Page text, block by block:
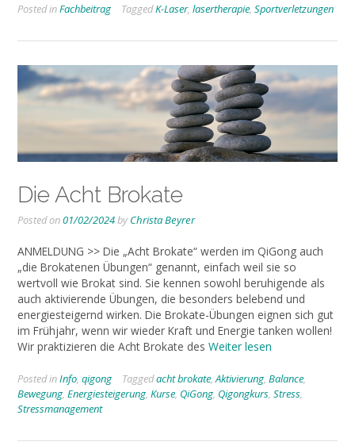
Posted inFachbeitrag TaggedK-Laser, lasertherapie, Sportverletzungen
Die Acht Brokate
Posted on01/02/2024by Christa Beyrer
ANMELDUNG >> Die „Acht Brokate“ werden im QiGong auch
„die Brokatenen Übungen“ genannt, einfach weil sie so
wertvoll wie Brokat sind. Sie kennen sowohl beruhigende als
auch aktivierende Übungen, die besonders belebend und
energiesteigernd wirken. Die Brokate-Übungen eignen sich gut
im Frühjahr, wenn wir wieder Kraft und Energie tanken wollen!
Wir praktizieren die Acht Brokate des Weiter lesen
Posted inInfo qigong Taggedacht brokate Aktivierung Balance
Bewegung Energiesteigerung Kurse QiGong Qigongkurs Stress
Stressmanagement